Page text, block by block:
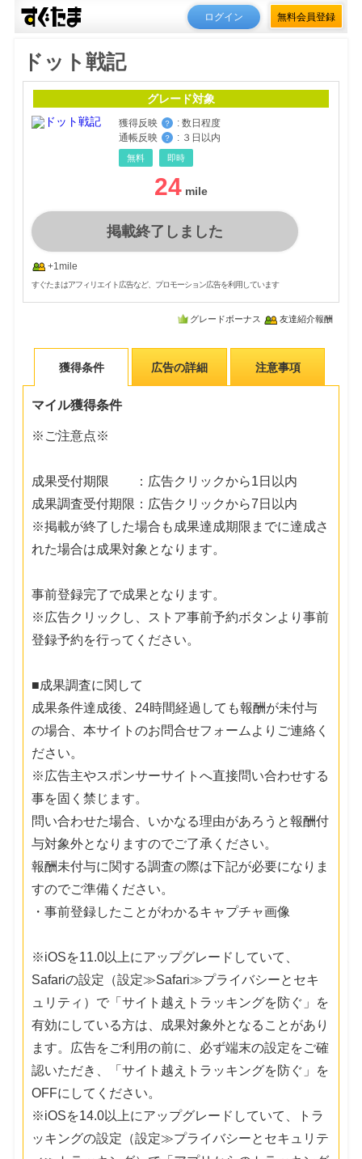
ログイン 無料会員登録
ドット戦記
グレード対象
獲得反映 ？ : 数日程度
通帳反映
？ : ３日以内
無料 即時
24
掲載終了しました
+1mile
すぐたまはアフィリエイト広告など、プロモーション広告を利用しています
グレードボーナス 友達紹介報酬
獲得条件 広告の詳細 注意事項
マイル獲得条件
※ご注意点※
成果受付期限 ：広告クリックから1日以内
成果調査受付期限：広告クリックから7日以内
※掲載が終了した場合も成果達成期限までに達成さ
れた場合は成果対象となります。
事前登録完了で成果となります。
※広告クリックし、ストア事前予約ボタンより事前
登録予約を行ってください。
■成果調査に関して
成果条件達成後、24時間経過しても報酬が未付与
の場合、本サイトのお問合せフォームよりご連絡く
ださい。
※広告主やスポンサーサイトへ直接問い合わせする
事を固く禁じます。
問い合わせた場合、いかなる理由があろうと報酬付
与対象外となりますのでご了承ください。
報酬未付与に関する調査の際は下記が必要になりま
すのでご準備ください。
・事前登録したことがわかるキャプチャ画像
※iOSを11.0以上にアップグレードしていて、
Safariの設定（設定≫Safari≫プライバシーとセキ
ュリティ）で「サイト越えトラッキングを防ぐ」を
有効にしている方は、成果対象外となることがあり
ます。広告をご利用の前に、必ず端末の設定をご確
認いただき、「サイト越えトラッキングを防ぐ」を
OFFにしてください。
※iOSを14.0以上にアップグレードしていて、トラ
ッキングの設定（設定≫プライバシーとセキュリテ